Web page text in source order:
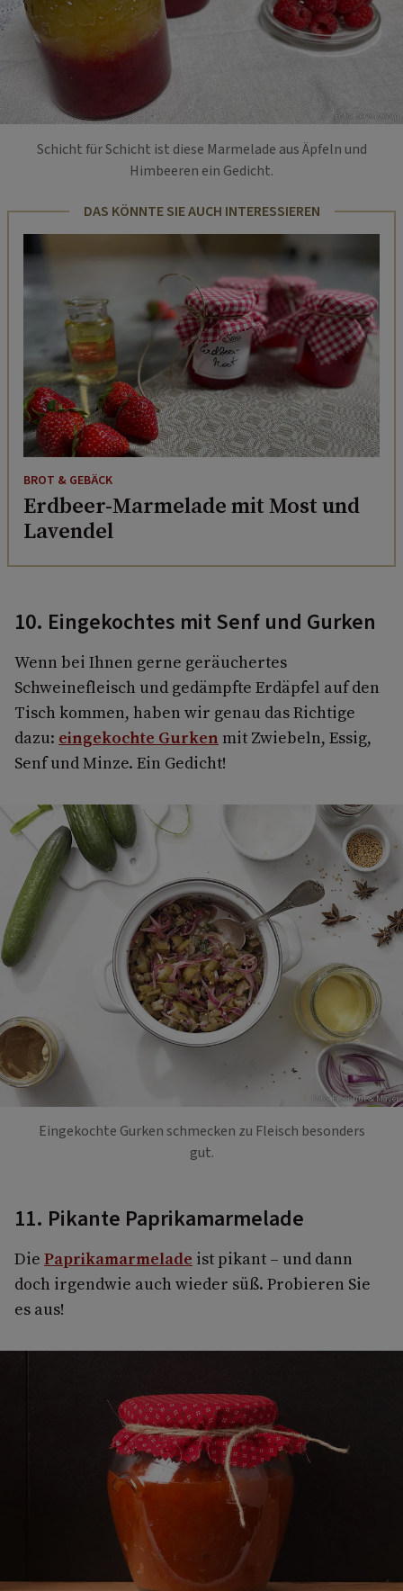
Foto: servus.com
Schicht für Schicht ist diese Marmelade aus Äpfeln und
Himbeeren ein Gedicht.
DAS KÖNNTE SIE AUCH INTERESSIEREN
BROT & GEBÄCK
Erdbeer-Marmelade mit Most und
Lavendel
10. Eingekochtes mit Senf und Gurken
Wenn bei Ihnen gerne geräuchertes
Schweinefleisch und gedämpfte Erdäpfel auf den
Tisch kommen, haben wir genau das Richtige
dazu: eingekochte Gurken mit Zwiebeln, Essig,
Senf und Minze. Ein Gedicht!
Foto: Eisenhut & Mayer
Eingekochte Gurken schmecken zu Fleisch besonders
gut.
11. Pikante Paprikamarmelade
Die Paprikamarmelade ist pikant – und dann
doch irgendwie auch wieder süß. Probieren Sie
es aus!